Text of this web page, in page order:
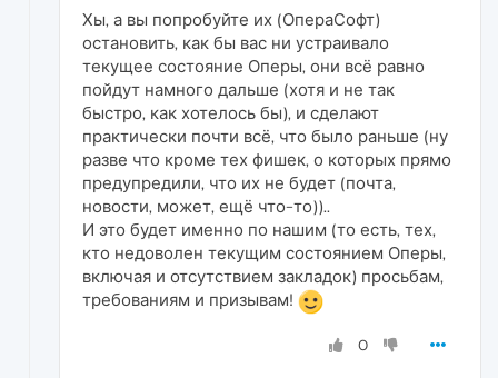
Хы, а вы попробуйте их (ОпераСофт)
остановить, как бы вас ни устраивало
текущее состояние Оперы, они всё равно
пойдут намного дальше (хотя и не так
быстро, как хотелось бы), и сделают
практически почти всё, что было раньше (ну
разве что кроме тех фишек, о которых прямо
предупредили, что их не будет (почта,
новости, может, ещё что-то))..
И это будет именно по нашим (то есть, тех,
кто недоволен текущим состоянием Оперы,
включая и отсутствием закладок) просьбам,
требованиям и призывам!
0